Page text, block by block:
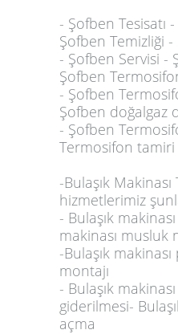
- Şofben Tesisatı
Şofben Temizliği
- Şofben Servisi -
Şofben
- Şofben
Şofben doğalgaz
- Şofben
Termosifon tamiri
-Bulaşık Makinası
hizmetlerimiz
- Bulaşık
makinası musluk
-Bulaşık
montajı
- Bulaşık makinası
giderilmesi-
açma